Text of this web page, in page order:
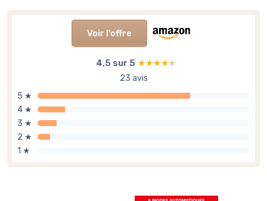
Voir l'offre
4,5 sur 5 ★★★★★
★★★★★
23 avis
5 ★
4 ★
3 ★
2 ★
1 ★